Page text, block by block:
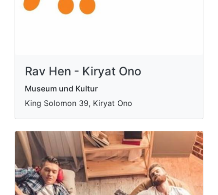
Rav Hen - Kiryat Ono
Museum und Kultur
King Solomon 39, Kiryat Ono